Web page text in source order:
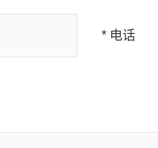
* 电话